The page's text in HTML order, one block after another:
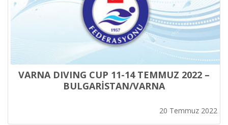
VARNA DIVING CUP 11-14 TEMMUZ 2022 –
BULGARİSTAN/VARNA
20 Temmuz 2022